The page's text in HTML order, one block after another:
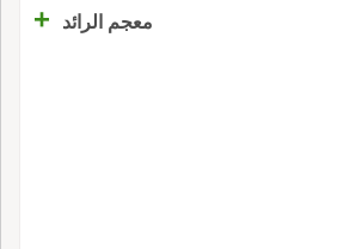
معجم الرائد +